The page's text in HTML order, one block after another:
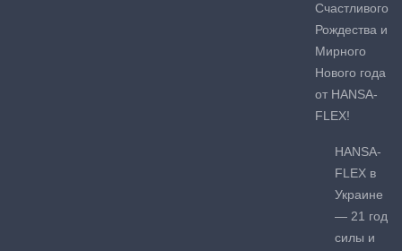
Счастливого
Рождества и
Мирного
Нового года
от HANSA-
FLEX!
HANSA-
FLEX в
Украине
— 21 год
силы и